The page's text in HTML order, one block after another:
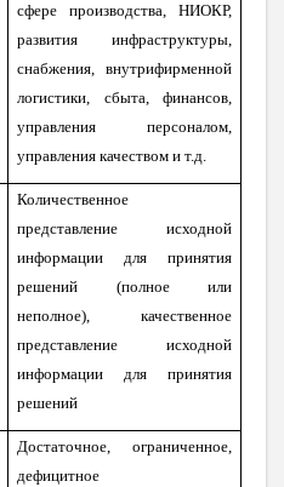
сфере производства, НИОКР,
развития инфраструктуры,
снабжения, внутрифирменной
логистики, сбыта, финансов,
управления персоналом,
управления качеством и т.д.
Количественное
представление исходной
информации для принятия
решений (полное или
неполное), качественное
представление исходной
информации для принятия
решений
Достаточное, ограниченное,
дефицитное